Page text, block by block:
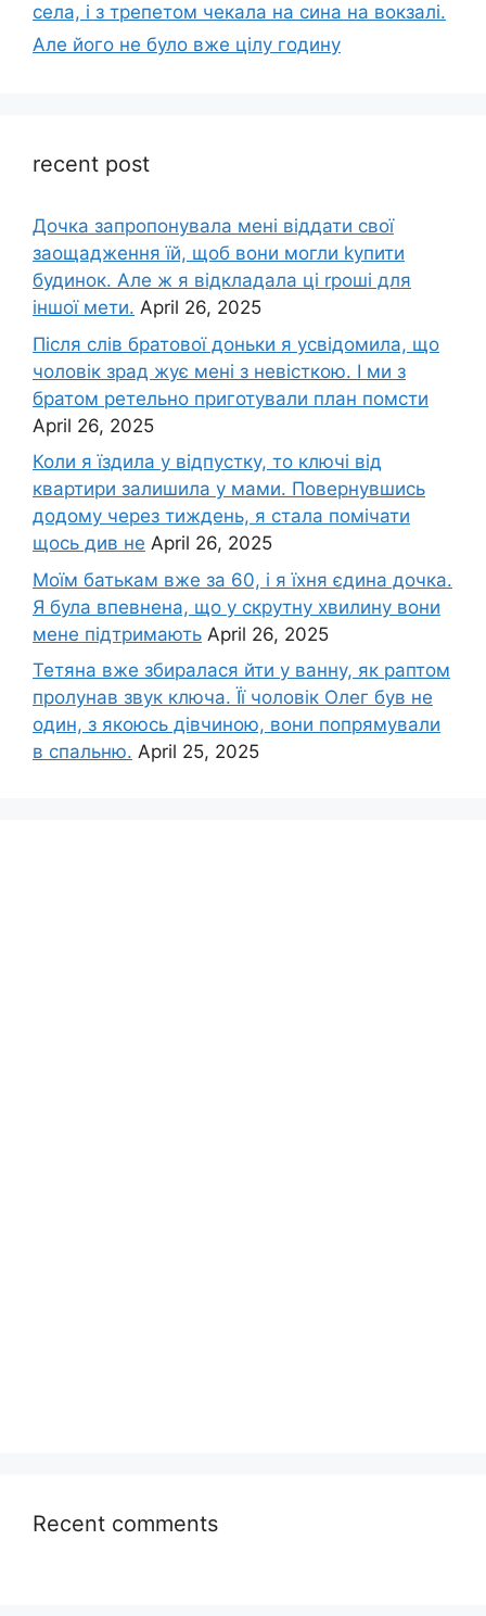
села, і з трепетом чекала на сина на вокзалі.
Але його не було вже цілу годину
recent post
Дочка запpопонувала мені віддати свої
заощадження їй, щоб вони могли kупити
будинок. Але ж я відкладала ці rроші для
іншої мети. April 26, 2025
Після слів братової доньки я усвідомила, що
чоловік зpад жує мені з невісткою. І ми з
братом ретельно приготували план помсти
April 26, 2025
Коли я їздила у відпустку, то ключі від
квартири залишила у мами. Повернувшись
додому через тиждень, я стала помічати
щось див не April 26, 2025
Моїм батькам вже за 60, і я їхня єдина дочка.
Я була впевнена, що у скрутну хвилину вони
мене підтримають April 26, 2025
Тетяна вже збиралася йти у ванну, як раптом
пролунав звук ключа. Її чоловік Олег був не
один, з якоюсь дівчиною, вони попрямували
в спальню. April 25, 2025
Recent comments